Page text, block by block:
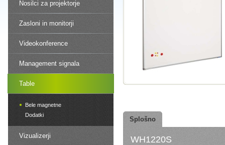
Nosilci za projektorje
Zasloni in monitorji
Videokonference
Management signala
Table
Bele magnetne
Dodatki
Vizualizerji
Splošno
WH1220S